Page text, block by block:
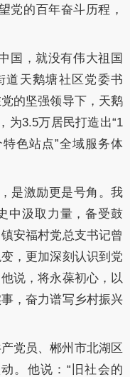
党的百年奋斗历程，
国，就没有伟大祖国
道天鹅塘社区党委书
的坚强领导下，天鹅
为3.5万居民打造出“1
色站点”全域服务体
是激励更是号角。我
中汲取力量，备受鼓
安福村党总支书记曾
，更加深刻认识到党
说，将永葆初心，以
，奋力谱写乡村振兴
党员、郴州市北湖区
。他说：“旧社会的